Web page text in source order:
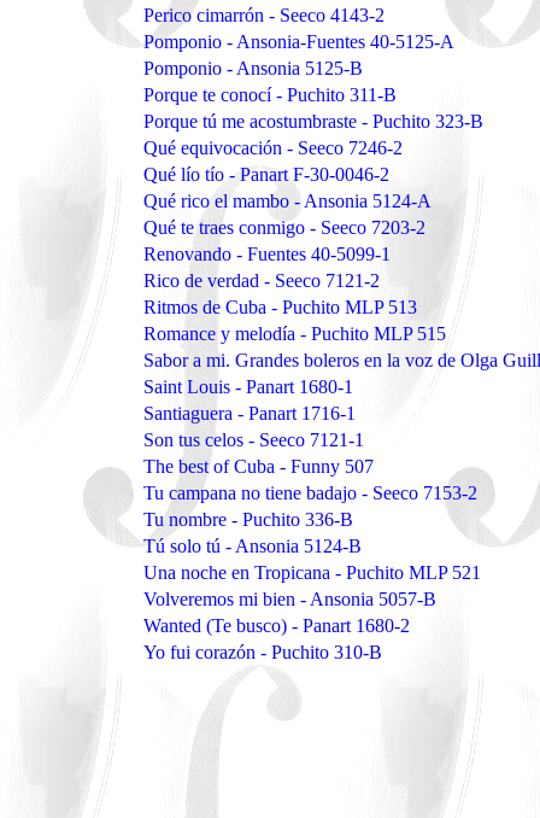
Perico cimarrón - Seeco 4143-2
Pomponio - Ansonia-Fuentes 40-5125-A
Pomponio - Ansonia 5125-B
Porque te conocí - Puchito 311-B
Porque tú me acostumbraste - Puchito 323-B
Qué equivocación - Seeco 7246-2
Qué lío tío - Panart F-30-0046-2
Qué rico el mambo - Ansonia 5124-A
Qué te traes conmigo - Seeco 7203-2
Renovando - Fuentes 40-5099-1
Rico de verdad - Seeco 7121-2
Ritmos de Cuba - Puchito MLP 513
Romance y melodía - Puchito MLP 515
Sabor a mi. Grandes boleros en la voz de Olga
Saint Louis - Panart 1680-1
Santiaguera - Panart 1716-1
Son tus celos - Seeco 7121-1
The best of Cuba - Funny 507
Tu campana no tiene badajo - Seeco 7153-2
Tu nombre - Puchito 336-B
Tú solo tú - Ansonia 5124-B
Una noche en Tropicana - Puchito MLP 521
Volveremos mi bien - Ansonia 5057-B
Wanted (Te busco) - Panart 1680-2
Yo fui corazón - Puchito 310-B